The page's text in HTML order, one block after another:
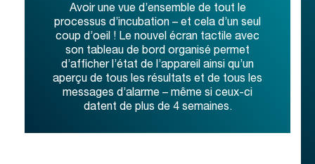
Avoir une vue d’ensemble de tout le
processus d’incubation – et cela d’un seul
coup d’oeil ! Le nouvel écran tactile avec
son tableau de bord organisé permet
d’afficher l’état de l’appareil ainsi qu’un
aperçu de tous les résultats et de tous les
messages d’alarme – même si ceux-ci
datent de plus de 4 semaines.